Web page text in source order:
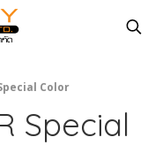
Color
Special